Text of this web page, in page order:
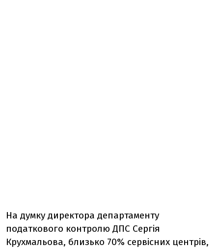
На думку директора департаменту
податкового контролю ДПС Сергія
Крухмальова, близько 70% сервісних центрів,